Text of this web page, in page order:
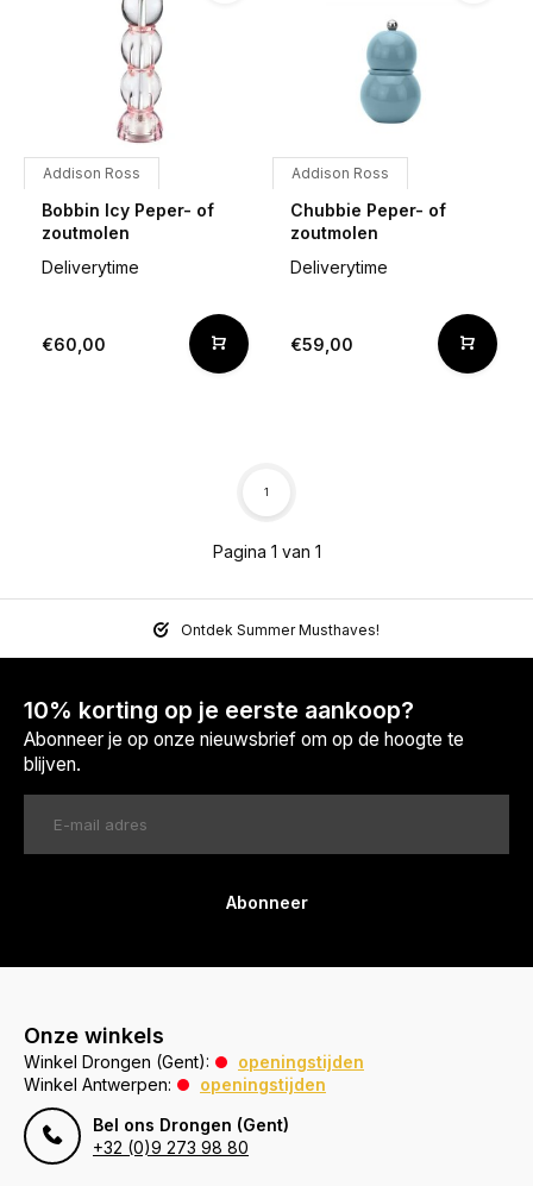
Addison Ross
Bobbin Icy Peper- of
zoutmolen
Deliverytime
€60,00
Addison Ross
Chubbie Peper- of
zoutmolen
Deliverytime
€59,00
Pagina 1 van 1
1
Ontdek Summer Musthaves!
10% korting op je eerste aankoop?
Abonneer je op onze nieuwsbrief om op de hoogte te
blijven.
Abonneer
Onze winkels
Winkel Drongen (Gent):
openingstijden
Winkel Antwerpen:
openingstijden
Bel ons Drongen (Gent)
+32 (0)9 273 98 80